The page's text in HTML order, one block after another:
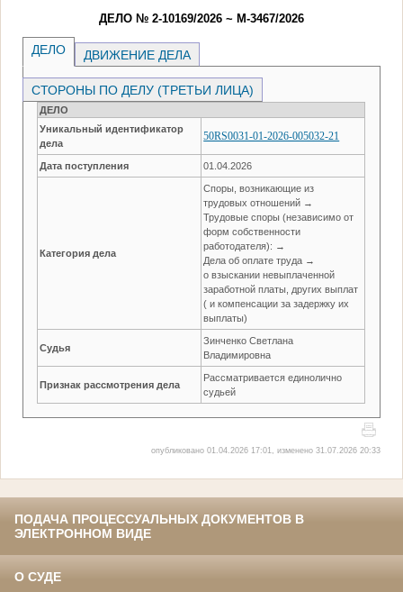
ДЕЛО № 2-10169/2026 ~ М-3467/2026
ДЕЛО ДВИЖЕНИЕ ДЕЛА
СТОРОНЫ ПО ДЕЛУ (ТРЕТЬИ ЛИЦА)
ДЕЛО
Уникальный идентификатор
дела
50RS0031-01-2026-005032-21
Дата поступления 01.04.2026
Категория дела
Споры, возникающие из
трудовых отношений →
Трудовые споры (независимо от
форм собственности
работодателя): →
Дела об оплате труда →
о взыскании невыплаченной
заработной платы, других выплат
( и компенсации за задержку их
выплаты)
Судья
Зинченко Светлана
Владимировна
Признак рассмотрения дела
Рассматривается единолично
судьей
опубликовано 01.04.2026 17:01, изменено 31.07.2026 20:33
ПОДАЧА ПРОЦЕССУАЛЬНЫХ ДОКУМЕНТОВ В
ЭЛЕКТРОННОМ ВИДЕ
О СУДЕ